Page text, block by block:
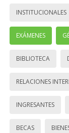
INSTITUCIONALES
EXÁMENES
BIBLIOTECA
RELACIONES
INGRESANTES
BECAS